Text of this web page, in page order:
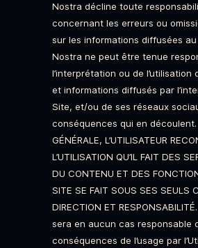
Nostra décline toute
concernant les erreurs ou
sur les informations diffusées
Nostra ne peut être tenue
l’interprétation ou de l’utilisation
et informations diffusés par
Site, et/ou de ses réseaux
conséquences qui en découlent.
GÉNÉRALE, L’UTILISATEUR
L’UTILISATION QU’IL FAIT DES
DU CONTENU ET DES
SITE SE FAIT SOUS SES SEULS
DIRECTION ET
sera en aucun cas responsable
conséquences de l’usage par